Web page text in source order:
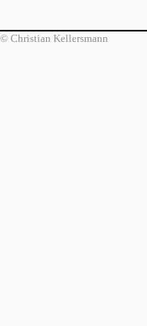
© Christian Kellersmann